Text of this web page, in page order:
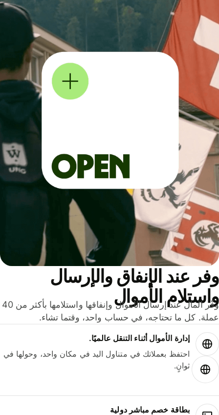
عند الإنفاق والإرسال
الأموال
وفّر المال عند إرسال الأموال وإنفاقها واستلامها بأكثر من 40
كل ما تحتاجه، في حساب واحد، وقتما تشاء.
إدارة الأموال أثناء التنقل عالميًا.
احتفظ بعملاتك في متناول اليد في مكان واحد، وحولها في
ثوانٍ.
بطاقة خصم مباشر دولية